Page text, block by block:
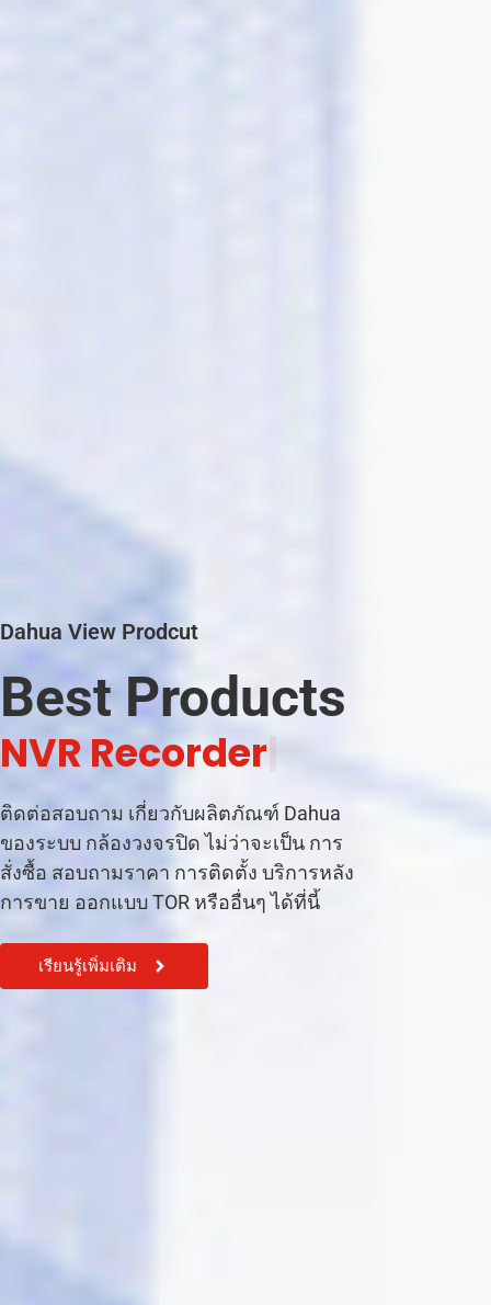
Dahua View Prodcut
Best Products
C|
ติดต่อสอบถาม เกี่ยวกับผลิตภัณฑ์ Dahua
ของระบบ กล้องวงจรปิด ไม่ว่าจะเป็น การ
สั่งซื้อ สอบถามราคา การติดตั้ง บริการหลัง
การขาย ออกแบบ TOR หรืออื่นๆ ได้ที่นี้
เรียนรู้เพิ่มเติม